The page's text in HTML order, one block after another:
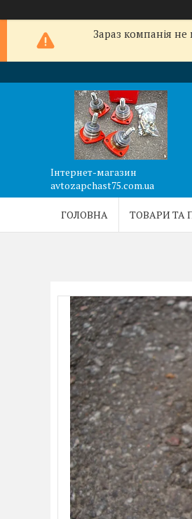
Зараз компанія
Інтернет-магазин
avtozapchast75.com.ua
ГОЛОВНА ТОВАРИ ТА